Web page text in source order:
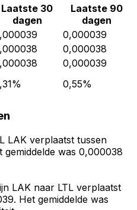
Laatste 30
dagen
Laatste 90
dagen
0,000039
0,000038
0,000039
0,55%
LAK verplaatst tussen
was 0,000038
LAK naar LTL verplaatst
Het gemiddelde was